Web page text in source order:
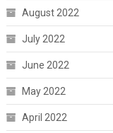
August 2022
July 2022
June 2022
May 2022
April 2022